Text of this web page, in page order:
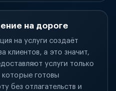
на дороге
на услуги создаёт
клиентов, а это значит,
услуги только
которые готовы
без отлагательств и